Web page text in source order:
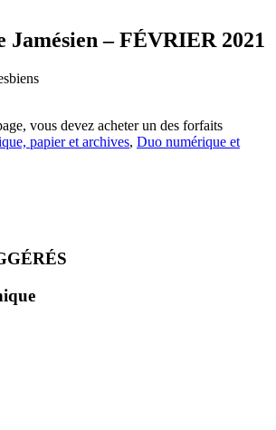
Jamésien – FÉVRIER 2021
vous devez acheter un des forfaits
papier et archives, Duo numérique et